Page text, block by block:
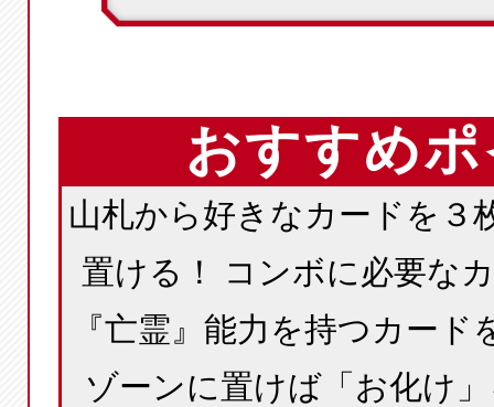
おすすめ
山札から好きなカードを３
置ける！ コンボに必要な
『亡霊』能力を持つカー
ゾーンに置けば「お化け